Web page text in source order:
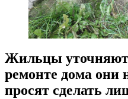
Жильцы
ремонте дома они
просят сделать